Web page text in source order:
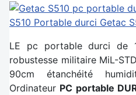
S510 Portable durci Getac
LE pc portable durci de
robustesse militaire MiL-
90cm étanchéité
Ordinateur PC portable